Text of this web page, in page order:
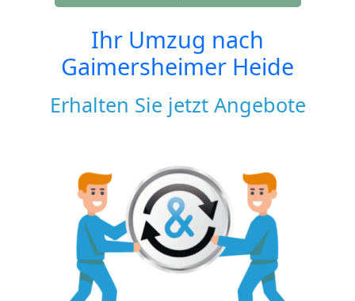
Ihr Umzug nach
Gaimersheimer Heide
Erhalten Sie jetzt Angebote